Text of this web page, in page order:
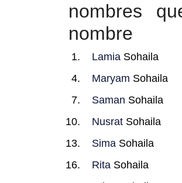
nombres
nombre
Lamia Sohaila
Maryam Sohaila
Saman Sohaila
Nusrat Sohaila
Sima Sohaila
Rita Sohaila